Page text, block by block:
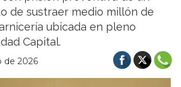
de sustraer medio millón de
ubicada en pleno
Capital.
de 2026